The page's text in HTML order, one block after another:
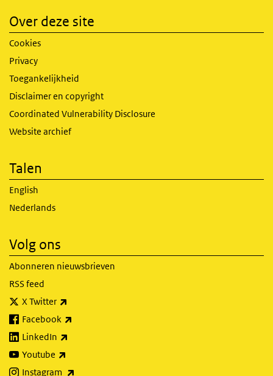
Over deze site
Cookies
Privacy
Toegankelijkheid
Disclaimer en copyright
Coordinated Vulnerability Disclosure
Website archief
Talen
English
Nederlands
Volg ons
Abonneren nieuwsbrieven
RSS feed
X Twitter
Facebook
LinkedIn
Youtube
Instagram